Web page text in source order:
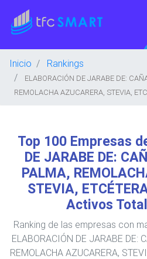
Inicio Rankings
ELABORACIÓN DE JARABE DE:
REMOLACHA AZUCARERA, STEVIA,
Top 100 Empresas
DE JARABE DE:
PALMA,
STEVIA,
Activos
Ranking de las empresas con
ELABORACIÓN DE JARABE DE:
REMOLACHA AZUCARERA,